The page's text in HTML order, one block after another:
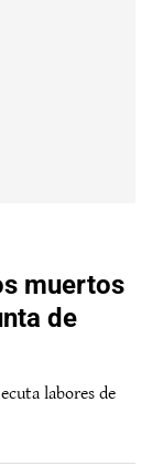
muertos
de
labores de